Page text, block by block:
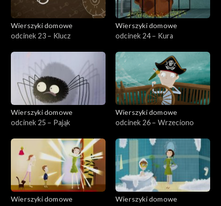
Wierszyki domowe
odcinek 23 – Klucz
Wierszyki domowe
odcinek 24 – Kura
Wierszyki domowe
odcinek 25 – Pająk
Wierszyki domowe
odcinek 26 – Wrzeciono
Wierszyki domowe
Wierszyki domowe